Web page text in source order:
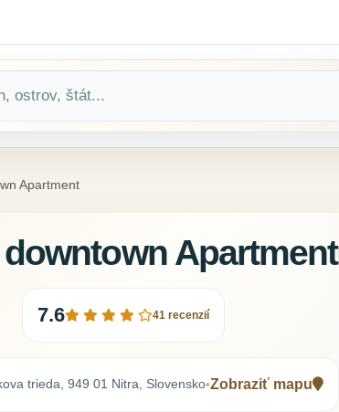
Apartment
downtown Apartment
7.6 41 recenzií
trieda, 949 01 Nitra, Slovensko•Zobraziť mapu